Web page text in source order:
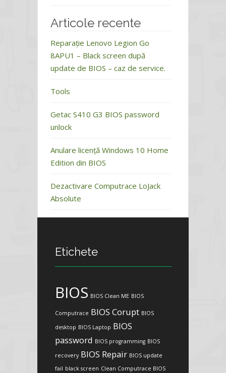
Articole recente
Reparație Lenovo Legion Go
8APU1 – Black screen după
update de BIOS – caz de service.
Tools
Getac S410 G3 BIOS password
unlock
Anulare licență Windows 10 Home
Edition din BIOS
Dezactivare Computrace LoJack
Absolute
Etichete
BIOS BIOS Clean ME BIOS
Computrace BIOS Corupt BIOS
desktop BIOS Laptop BIOS
password BIOS programming BIOS
recovery BIOS Repair BIOS update
fail black screen Clean Computrace BIOS